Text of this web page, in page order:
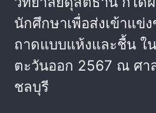
นักศึกษาเพื่อส่งเข้าแข่
ถาดแบบแห้งและชื้น ใ
ตะวันออก 2567 ณ ศา
ชลบุรี